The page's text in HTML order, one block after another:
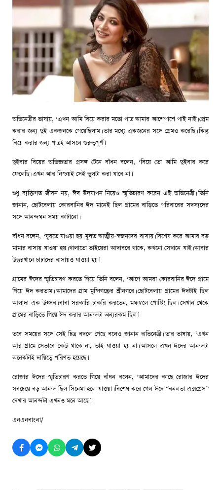
অভিনেত্রীর ভাষায়, ‘এখন আমি বিয়ে করার মতো পাত্র আমার আশেপাশে পাই নাই। প্রেম
করার জন্য দুই একজনকে পেয়েছিলাম। তার মধ্যে একজনের সঙ্গে প্রেমও করেছি। কিন্তু
বিয়ে করার জন্য পাত্রই আসলে গুরুত্বপূর্ণ।’
দুইবার বিয়ের অভিজ্ঞতার প্রসঙ্গ টেনে বাঁধন বলেন, ‘বিয়ে তো আমি দুইবার করে
ফেলেছি। এখন আর নিশ্চয়ই সেই ভুলটা করা যাবে না।’
শুধু ব্যক্তিগত জীবন নয়, ঈদ উদযাপন নিয়েও স্মৃতিচারণ করেন এই অভিনেত্রী। তিনি
জানান, ছোটবেলায় কোরবানির ঈদ মানেই ছিল গ্রামের বাড়িতে পরিবারের সদস্যদের
সঙ্গে আনন্দঘন সময় কাটানো।
বাঁধন বলেন, ‘ঘুরতে যাওয়া হয় মূলত আত্মীয়-স্বজনদের বাসায়। বিশেষ করে আমার বড়
মামার বাসায় যাওয়া হয়। খালাতো ভাইয়েরা আদাবরে থাকে, কখনো সেখানে যাই। আবার
উত্তরখানে চাচাদের বাসায়ও যাওয়া হয়।’
গ্রামের ঈদের স্মৃতিচারণ করতে গিয়ে তিনি বলেন, ‘আগে আমরা কোরবানির ঈদে গ্রামে
গিয়ে ঈদ করতাম। আমাদের গ্রাম মুন্সিগঞ্জের শ্রীনগরে। ছোটবেলায় গ্রামের ঈদটাই ছিল
আলাদা এক উৎসব। বাবা সরকারি চাকরি করতেন, মফস্বলে পোস্টিং ছিল। সেখান থেকে
গ্রামের বাড়িতে গিয়ে ঈদ করার আনন্দটা অন্যরকম ছিল।’
তবে সময়ের সঙ্গে সেই চিত্র বদলে গেছে বলেও জানান অভিনেত্রী। তার ভাষায়, ‘এখন
আর গ্রামে সেভাবে কেউ থাকে না, তাই যাওয়া হয় না। আসলে এখন ঈদের আনন্দটা
অনেকটাই দায়িত্বে পরিণত হয়েছে।’
রোজার ঈদের স্মৃতিচারণ করতে গিয়ে বাঁধন বলেন, ‘আমাদের কাছে রোজার ঈদের
সবচেয়ে বড় আনন্দ ছিল সিনেমা হলে যাওয়া। বিশেষ করে গেল ঈদে “বনলতা এক্সপ্রেস”
দেখার আনন্দটা এখনও মনে আছে।’
এনএনবাংলা/